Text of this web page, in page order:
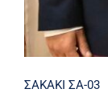
ΣΑΚΑΚΙ ΣΑ-03